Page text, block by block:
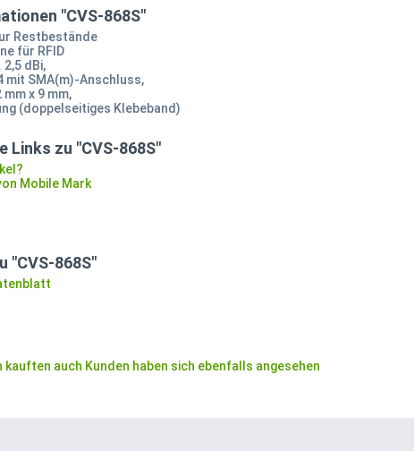
"CVS-868S"
Restbestände
für RFID
2,5 dBi,
mit SMA(m)-Anschluss,
mm x 9 mm,
(doppelseitiges Klebeband)
Links zu "CVS-868S"
Mobile Mark
"CVS-868S"
kauften auch Kunden haben sich ebenfalls angesehen